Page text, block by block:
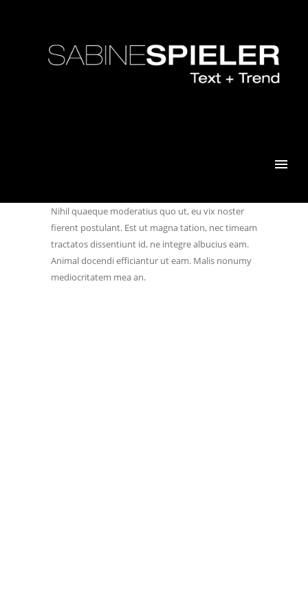
Nihil quaeque moderatius quo ut, eu vix noster
fierent postulant. Est ut magna tation, nec timeam
tractatos dissentiunt id, ne integre albucius eam.
Animal docendi efficiantur ut eam. Malis nonumy
mediocritatem mea an.